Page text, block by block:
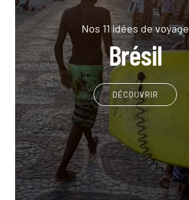
Nos 11 idées de voyage
Brésil
DÉCOUVRIR